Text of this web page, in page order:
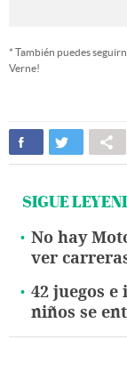
* También puedes
Verne!
SIGUE
No hay
ver
42 juegos
niños se